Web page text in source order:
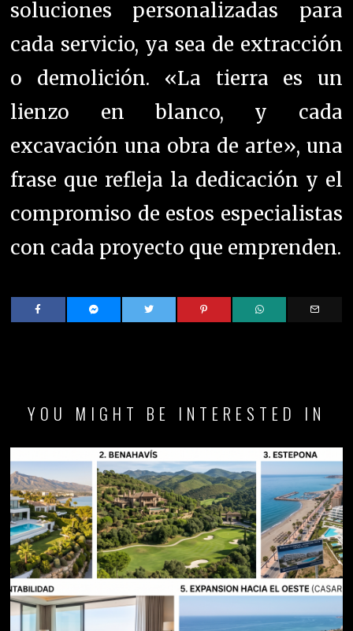
29 DE JULIO DE 2026
El Triángulo de Oro y el mapa inmobiliario de la Costa del